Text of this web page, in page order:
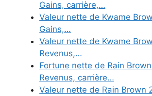
Gains, carrière,…
Valeur nette de Kwame
Gains,…
Valeur nette de Kwame
Revenus,…
Fortune nette de Rain Brown
Revenus, carrière…
Valeur nette de Rain Brown